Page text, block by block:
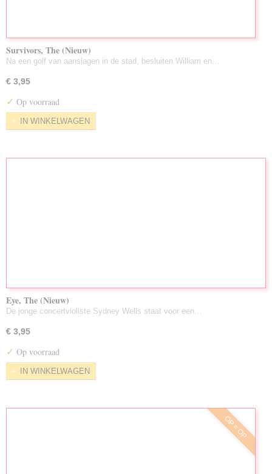
Survivors, The (Nieuw)
Na een golf van aanslagen in de stad, besluiten William en…
€ 3,95
✓ Op voorraad
IN WINKELWAGEN
Eye, The (Nieuw)
De jonge concertvioliste Sydney Wells staat voor een…
€ 3,95
✓ Op voorraad
IN WINKELWAGEN
OP = OP